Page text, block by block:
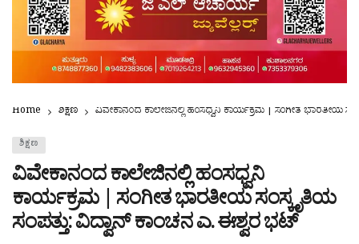
Home ಶಿಕ್ಷಣ ವಿವೇಕಾನಂದ ಕಾಲೇಜಿನಲ್ಲಿ ಹಂಸಧ್ವನಿ ಕಾರ್ಯಕ್ರಮ | ಸಂಗೀತ ಭಾರತೀಯ
ಶಿಕ್ಷಣ
ವಿವೇಕಾನಂದ ಕಾಲೇಜಿನಲ್ಲಿ ಹಂಸಧ್ವನಿ
ಕಾರ್ಯಕ್ರಮ | ಸಂಗೀತ ಭಾರತೀಯ ಸಂಸ್ಕೃತಿಯ
ಸಂಪತ್ತು: ವಿದ್ವಾನ್ ಕಾಂಚನ ಎ. ಈಶ್ವರ ಭಟ್